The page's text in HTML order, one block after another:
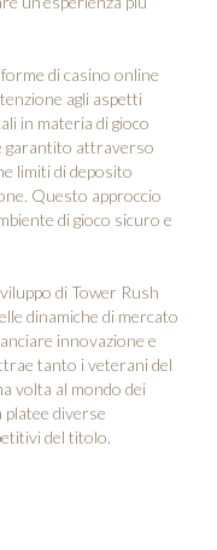
di casino online
agli aspetti
in materia di gioco
garantito attraverso
limiti di deposito
Questo approccio
di gioco sicuro e
di Tower Rush
dinamiche di mercato
innovazione e
tanto i veterani del
volta al mondo dei
platee diverse
del titolo.